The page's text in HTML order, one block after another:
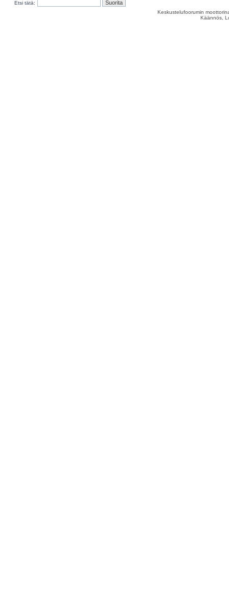
Etsi tätä:
Keskustelufoorumin
Käännös,